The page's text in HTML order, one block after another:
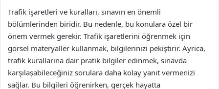
Trafik işaretleri ve kuralları, sınavın en önemli
bölümlerinden biridir. Bu nedenle, bu konulara özel bir
önem vermek gerekir. Trafik işaretlerini öğrenmek için
görsel materyaller kullanmak, bilgilerinizi pekiştirir. Ayrıca,
trafik kurallarına dair pratik bilgiler edinmek, sınavda
karşılaşabileceğiniz sorulara daha kolay yanıt vermenizi
sağlar. Bu bilgileri öğrenirken, gerçek hayatta